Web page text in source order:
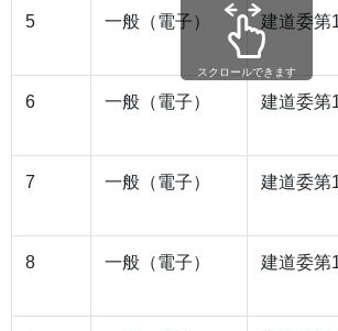
5 一般（電子） 建道委第
6 一般（電子） 建道委第
7 一般（電子） 建道委第
8 一般（電子） 建道委第
スクロールできます